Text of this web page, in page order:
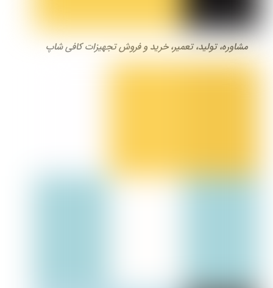
مشاوره، تولید، تعمیر، خرید و فروش تجهیزات کافی شاپ